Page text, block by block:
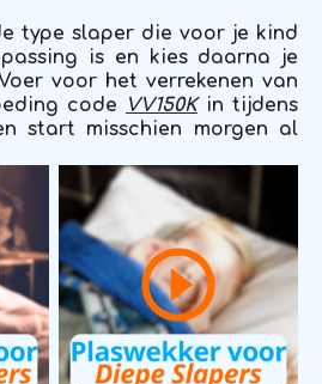
type slaper die voor je kind
is en kies daarna je
voor het verrekenen van
code
VV150Kin tijdens
start misschien morgen al